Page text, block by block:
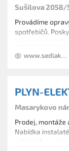
nářadí, domácí
ale i
Sušilova 2058/
Provádíme
spotřebičů.
provedením
servis tepelné
www.sedlaksro.cz
PLYN-
Masarykovo
Prodej, montáže
Nabídka
solárních